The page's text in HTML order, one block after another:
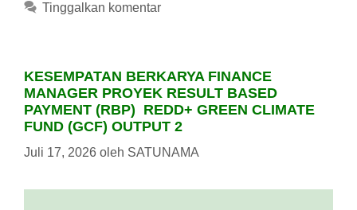
Tinggalkan komentar
KESEMPATAN BERKARYA FINANCE
MANAGER PROYEK RESULT BASED
PAYMENT (RBP) REDD+ GREEN CLIMATE
FUND (GCF) OUTPUT 2
Juli 17, 2026 oleh SATUNAMA